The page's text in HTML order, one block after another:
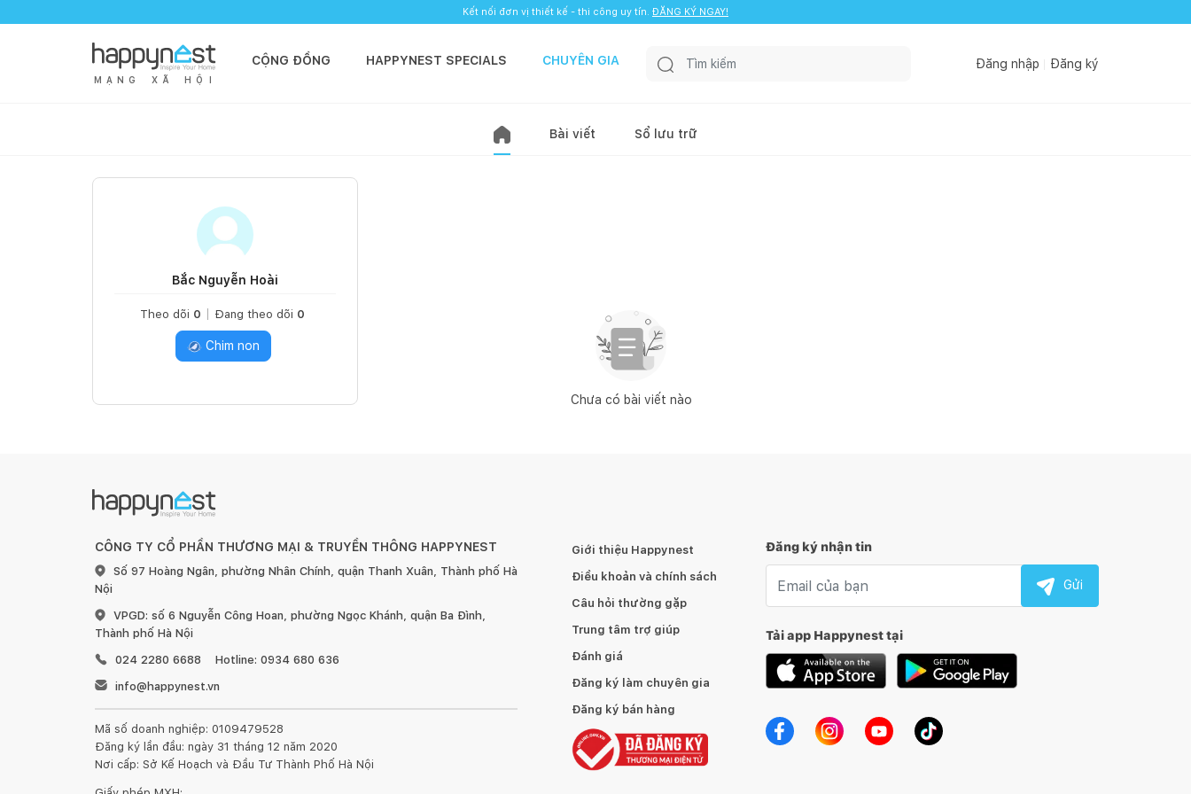
Kết nối đơn vị thiết kế - thi công uy tín. ĐĂNG KÝ NGAY!
M Ạ N G X Ã H Ộ I
CỘNG ĐỒNG HAPPYNEST SPECIALS CHUYÊN GIA Đăng nhập Đăng ký
Bài viết Sổ lưu trữ
Bắc Nguyễn Hoài
Theo dõi 0 Đang theo dõi 0
Chim non
Chưa có bài viết nào
CÔNG TY CỔ PHẦN THƯƠNG MẠI & TRUYỀN THÔNG HAPPYNEST
Số 97 Hoàng Ngân, phường Nhân Chính, quận Thanh Xuân, Thành phố Hà
Nội
VPGD: số 6 Nguyễn Công Hoan, phường Ngọc Khánh, quận Ba Đình,
Thành phố Hà Nội
024 2280 6688
Hotline: 0934 680 636
info@happynest.vn
Mã số doanh nghiệp: 0109479528
Đăng ký lần đầu: ngày 31 tháng 12 năm 2020
Nơi cấp: Sở Kế Hoạch và Đầu Tư Thành Phố Hà Nội
Giới thiệu Happynest
Điều khoản và chính sách
Câu hỏi thường gặp
Trung tâm trợ giúp
Đánh giá
Đăng ký làm chuyên gia
Đăng ký bán hàng
Đăng ký nhận tin
Gửi
Tải app Happynest tại